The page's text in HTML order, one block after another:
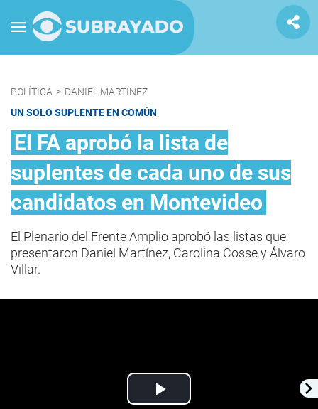
POLÍTICA > DANIEL MARTÍNEZ
UN SOLO SUPLENTE EN COMÚN
El FA aprobó la lista de
suplentes de cada uno de sus
candidatos en Montevideo
El Plenario del Frente Amplio aprobó las listas que
presentaron Daniel Martínez, Carolina Cosse y Álvaro
Villar.